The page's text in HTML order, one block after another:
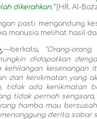
dikerahkan."[HR. Al-
pasti mengandung
manusia melihat hasil
—berkata,
"Orang-
didapatkan
kehilangan
dan kenikmatan yang
tidak ada kenikmatan
tidak pernah
hamba mau
derita sabar